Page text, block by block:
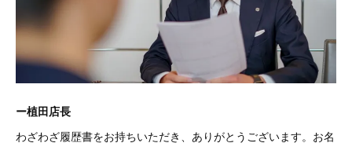
ー植田店長
わざわざ履歴書をお持ちいただき、ありがとうございます。お名